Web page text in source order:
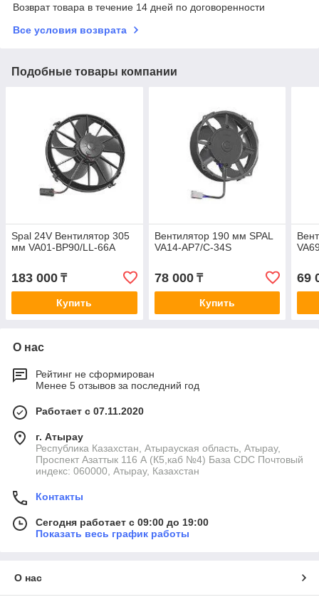
Возврат товара в течение 14 дней по договоренности
Все условия возврата
Подобные товары компании
Spal 24V Вентилятор 305
мм VA01-BP90/LL-66A
183 000 ₸
Купить
Вентилятор 190 мм SPAL
VA14-AP7/C-34S
78 000₸
Купить
69
О нас
Рейтинг не сформирован
Менее 5 отзывов за последний год
Работает с 07.11.2020
г. Атырау
Республика Казахстан, Атырауская область, Атырау,
Проспект Азаттык 116 А (К5,каб №4) База CDC Почтовый
индекс: 060000, Атырау, Казахстан
Контакты
Сегодня работает с 09:00 до 19:00
Показать весь график работы
О нас